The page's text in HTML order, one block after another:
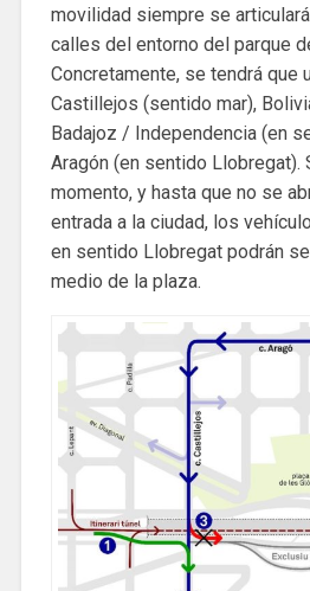
movilidad siempre se
calles del entorno del parque
Concretamente, se tendrá que
Castillejos (sentido mar),
Badajoz / Independencia (en
Aragón (en sentido Llobregat).
momento, y hasta que no se
entrada a la ciudad, los
en sentido Llobregat podrán
medio de la plaza.